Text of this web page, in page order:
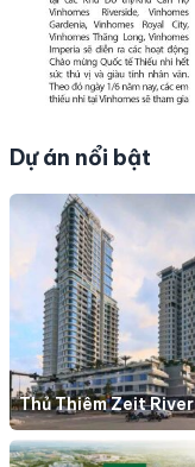
Dự án nổi bật
Thủ Thiêm Zeit River